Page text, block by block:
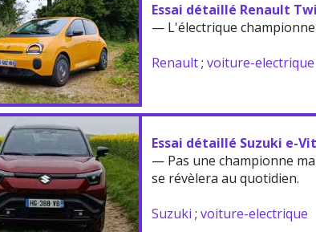
Essai détaillé Renault
— L'électrique
Renault;voiture-electrique
Essai détaillé Suzuki e-
— Pas une championne
se révèlera au quotidien.
Suzuki ;voiture-electrique